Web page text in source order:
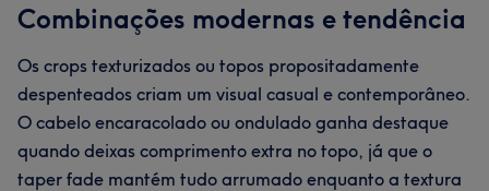
Combinações modernas e tendência
Os crops texturizados ou topos propositadamente
despenteados criam um visual casual e contemporâneo.
O cabelo encaracolado ou ondulado ganha destaque
quando deixas comprimento extra no topo, já que o
taper fade mantém tudo arrumado enquanto a textura